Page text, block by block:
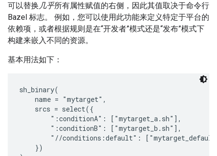
可以替换几乎所有属性赋值的右侧，因此其值取决于命令行
Bazel 标志。 例如，您可以使用此功能来定义特定于平台的
依赖项，或者根据规则是在“开发者”模式还是“发布”模式下
构建来嵌入不同的资源。
基本用法如下：
sh_binary(
    name = "mytarget",
    srcs = select({
        ":conditionA": ["mytarget_a.sh"],
        ":conditionB": ["mytarget_b.sh"],
"//conditions:default":
    })